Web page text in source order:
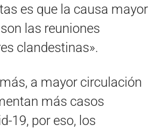
es que la causa mayor
las reuniones
clandestinas».
a mayor circulación
más casos
19, por eso, los